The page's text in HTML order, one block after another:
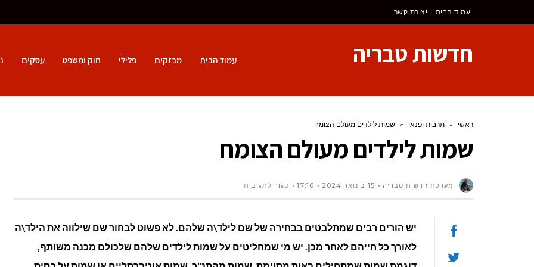
עמוד הבית יצירת קשר
חדשות טבריה עמוד הבית מבזקים פלילי חוק ומשפט עסקים
ראשי » תרבות ופנאי » שמות לילדים מעולם הצומח
שמות לילדים מעולם הצומח
מערכת חדשות טבריה 15 בינואר 2024 17:16 סגור לתגובותעל
מעולם
יש הורים רבים שמתלבטים בבחירה של שם לילד\ה שלהם. לא פשוט לבחור שם שילווה את הילד\ה
לאורך כל חייהם לאחר מכן. יש מי שמחליטים על שמות לילדים שלהם שלכולם מכנה משותף,